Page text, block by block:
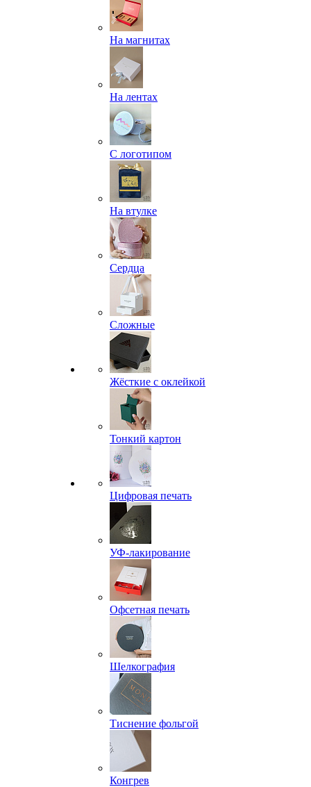
На магнитах
На лентах
С логотипом
На втулке
Сердца
Сложные
Жёсткие с оклейкой
Тонкий картон
Цифровая печать
УФ-лакирование
Офсетная печать
Шелкография
Тиснение фольгой
Конгрев